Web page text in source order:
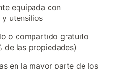
equipada con
utensilios
o compartido gratuito
de las propiedades)
en la mayor parte de los